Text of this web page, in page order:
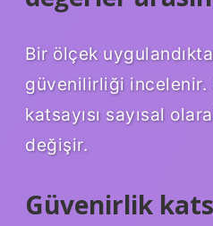
Bir ölçek
güvenilirliği incelenir.
katsayısı sayısal
değişir.
Güvenirlik